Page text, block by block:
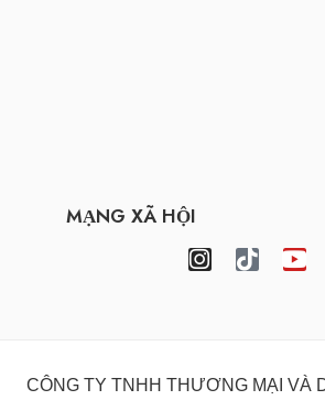
MẠNG XÃ HỘI
CÔNG TY TNHH THƯƠNG MẠI VÀ